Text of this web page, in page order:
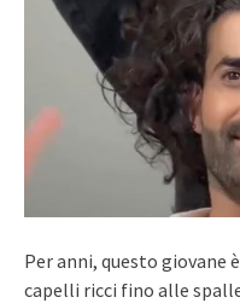
Per anni, questo giovane
capelli ricci fino alle